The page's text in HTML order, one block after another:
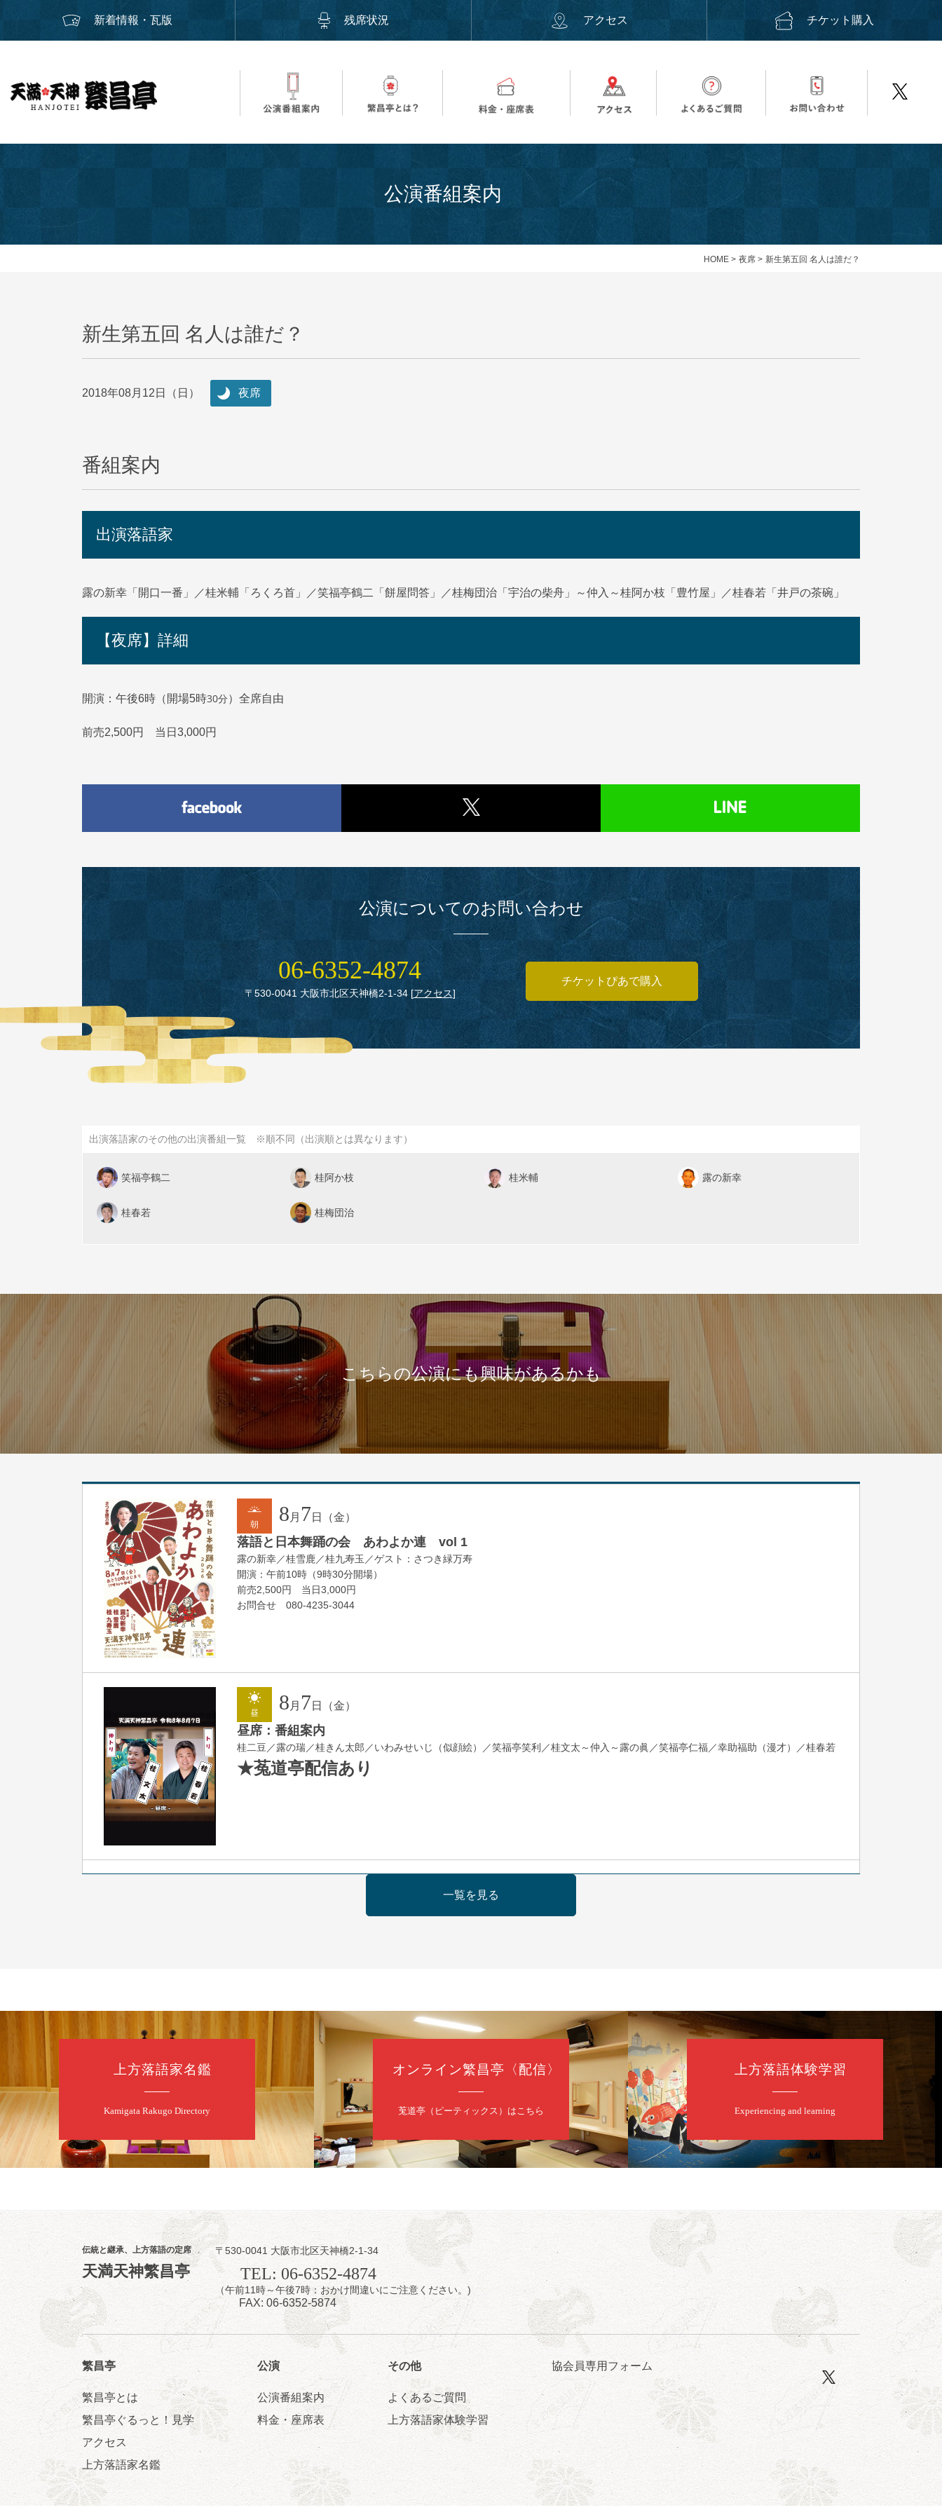
新着情報・瓦版 残席状況 アクセス チケット購入
公演番組案内
HOME > 夜席 > 新生第五回 名人は誰だ？
新生第五回 名人は誰だ？
2018年08月12日（日） 夜席
番組案内
出演落語家
露の新幸「開口一番」／桂米輔「ろくろ首」／笑福亭鶴二「餅屋問答」／桂梅団治「宇治の柴舟」～仲入～桂阿か枝「豊竹屋」／桂春若「井戸の茶碗」
【夜席】詳細
開演：午後6時（開場5時30分）全席自由
前売2,500円 当日3,000円
公演についてのお問い合わせ
06‑6352‑4874
〒530‑0041 大阪市北区天神橋2‑1‑34[アクセス]
チケットぴあで購入
出演落語家のその他の出演番組一覧 ※順不同（出演順とは異なります）
笑福亭鶴二 桂阿か枝 桂米輔 露の新幸
桂春若 桂梅団治
こちらの公演にも興味があるかも
朝 8月 7日（金）
落語と日本舞踊の会 あわよか連 vol 1
露の新幸／桂雪鹿／桂九寿玉／ゲスト：さつき緑万寿
開演：午前10時（9時30分開場）
前売2,500円 当日3,000円
お問合せ 080-4235-3044
昼 8 月 7日（金）
昼席：番組案内
桂二豆／露の瑞／桂きん太郎／いわみせいじ（似顔絵）／笑福亭笑利／桂文太～仲入～露の眞／笑福亭仁福／幸助福助（漫才）／桂春若
★菟道亭配信あり
噺家が落語と芝居をしてみる会
朝 8 日（土）
第2回 智之介・力造 二人会
笑福亭智之介「昭和任侠伝」「天王寺詣り」／桂力造「桃太郎」「本膳」／桂二豆「開口一番」
開演：午前10時（9時30分開場）
前売2,000円 当日 2,500円
お問合せ：智之介・力造 二人会事務局 090-7762-6268
昼席：番組案内
桂九寿玉／露の瑞／桂きん太郎／いわみせいじ（似顔絵）／桂米之助／桂文太～仲入～露の眞／笑福亭仁福／幸助福助（漫才）／桂春若
★菟道亭配信あり
夜 8 月8日（土）
小痴楽・三語のさるごりら落語会 2026
桂三語／柳亭小痴楽 他
開演：午後6時（5時30分開場）全席指定
前売3,500円 当日4,000円
お問合せ：FANYチケット 0570-550-100(10:00～19:00受付)
一覧を見る
上方落語家名鑑
Kamigata Rakugo Directory
オンライン繁昌亭〈配信〉
莵道亭（ピーティックス）はこちら
上方落語体験学習
Experiencing and learning
伝統と継承、上方落語の定席
天満天神繁昌亭
〒530-0041 大阪市北区天神橋2-1-34
TEL: 06-6352-4874
（午前11時～午後7時：おかけ間違いにご注意ください。)
FAX: 06-6352-5874
繁昌亭
繁昌亭とは
繁昌亭ぐるっと！見学
アクセス
上方落語家名鑑
公演
公演番組案内
料金・座席表
その他
よくあるご質問
上方落語家体験学習
協会員専用フォーム